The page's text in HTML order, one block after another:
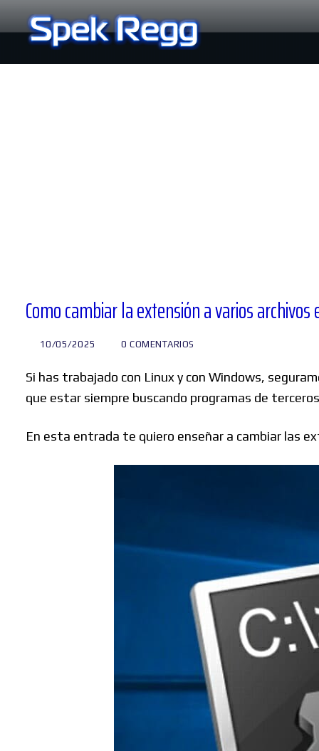
al
contenido
Como cambiar la extensión a varios
10/05/2025 0 COMENTARIOS
Si has trabajado con Linux y con Windows,
que estar siempre buscando programas de
En esta entrada te quiero enseñar a cambiar las